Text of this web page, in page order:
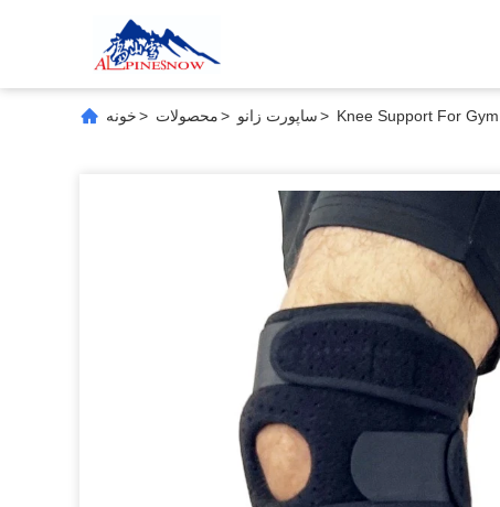
خونه> محصولات> ساپورت زانو> Knee Support For Gym